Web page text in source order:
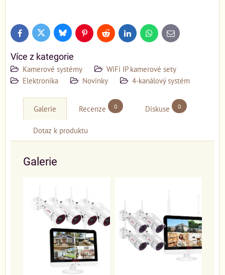
FacebookTwitter BlueskyPinterestReddit LinkedInWhatsApp
E-
mail
Více z kategorie
Kamerové systémy
WiFi IP kamerové sety
Elektronika
Novinky 4-kanálový systém
Galerie Recenze 0 Diskuse 0
Dotaz k produktu
Galerie